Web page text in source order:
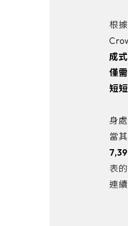
根
成
僅
短
身
當
表
連